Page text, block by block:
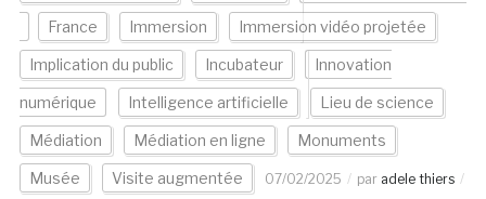
France Immersion Immersion vidéo projetée
Implication du public Incubateur Innovation
numérique Intelligence artificielle Lieu de science
Médiation Médiation en ligne Monuments
Musée Visite augmentée 07/02/2025 par adele thiers